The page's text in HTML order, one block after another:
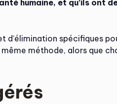
humaine, et qu’ils ont
d’élimination spécifiques
méthode, alors que